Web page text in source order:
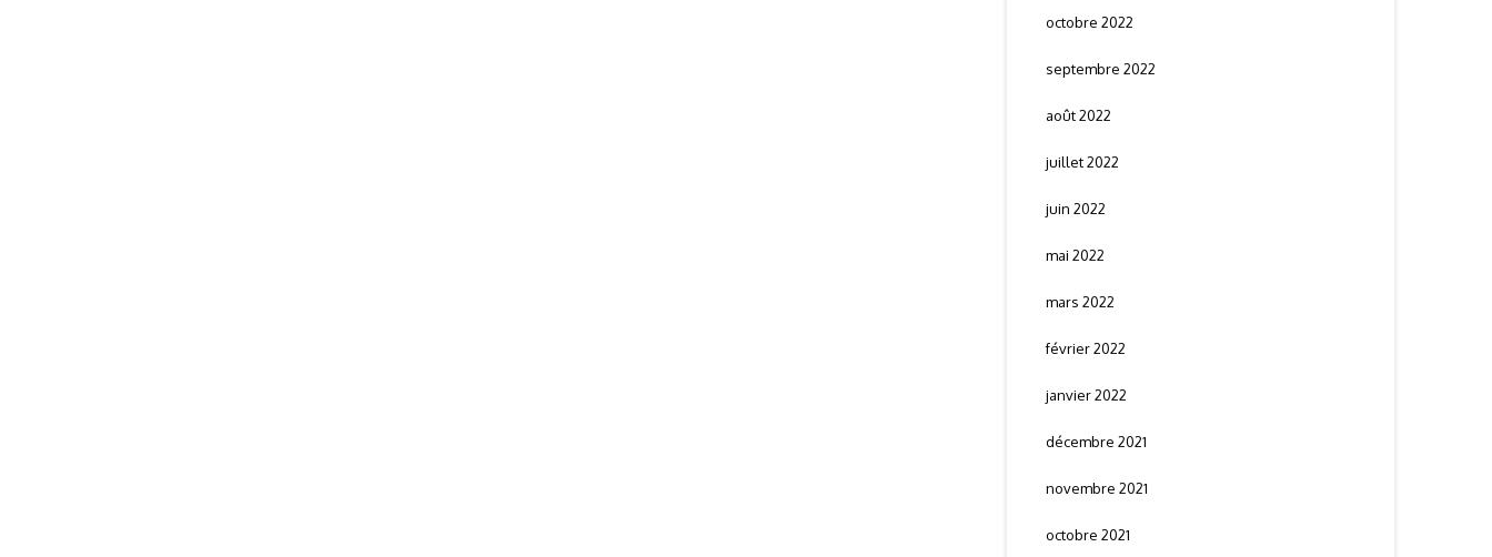
octobre 2022
septembre 2022
août 2022
juillet 2022
juin 2022
mai 2022
mars 2022
février 2022
janvier 2022
décembre 2021
novembre 2021
octobre 2021